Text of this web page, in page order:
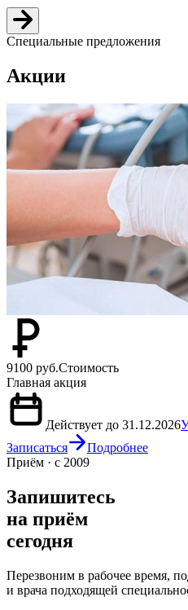
Специальные предложения
Акции
9100 руб.Стоимость
Главная акция
Действует до 31.12.2026
Записаться
Подробнее
Приём · с 2009
Запишитесь
на приём
сегодня
Перезвоним в рабочее время,
и врача подходящей